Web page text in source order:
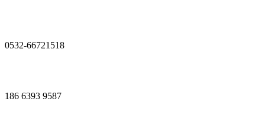
0532-66721518
186 6393 9587